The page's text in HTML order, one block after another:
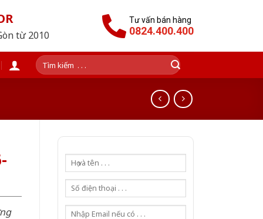
từ 2010
Tư vấn bán hàng
0824.400.400
Tìm
kiếm: